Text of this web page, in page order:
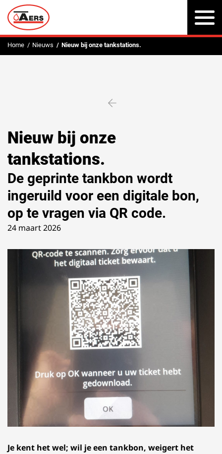
Home Nieuws Nieuw bij onze tankstations.
Nieuw bij onze
tankstations.
De geprinte tankbon wordt
ingeruild voor een digitale bon,
op te vragen via QR code.
24 maart 2026
Je kent het wel; wil je een tankbon, weigert het